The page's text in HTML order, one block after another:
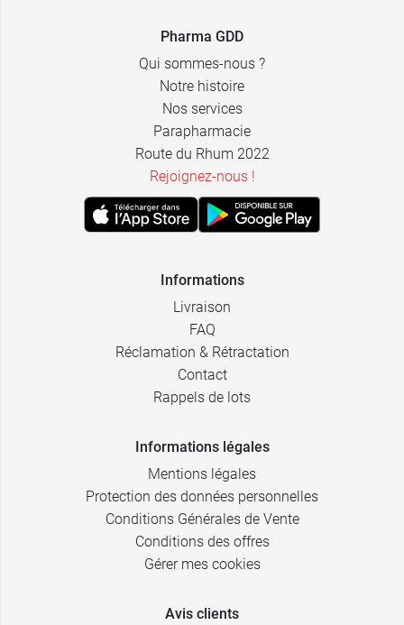
Pharma GDD
Qui sommes-nous ?
Notre histoire
Nos services
Parapharmacie
Route du Rhum 2022
Rejoignez-nous !
Informations
Livraison
FAQ
Réclamation & Rétractation
Contact
Rappels de lots
Informations légales
Mentions légales
Protection des données personnelles
Conditions Générales de Vente
Conditions des offres
Gérer mes cookies
Avis clients